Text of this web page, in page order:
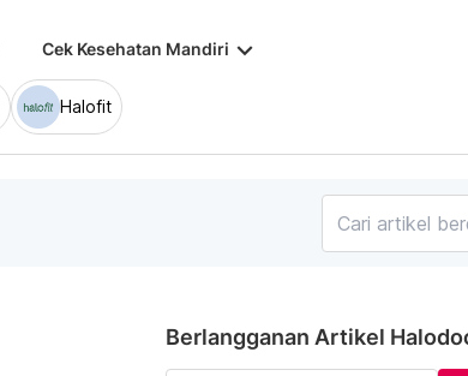
Cek Kesehatan Mandiri keyboard_arrow_down
Halofit
Berlangganan Artikel